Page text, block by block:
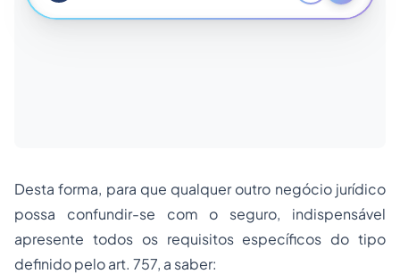
Desta forma, para que qualquer outro negócio jurídico
possa confundir-se com o seguro, indispensável
apresente todos os requisitos específicos do tipo
definido pelo art. 757, a saber: